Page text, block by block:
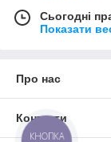
Сьогодні
Показати
Про нас
Контакти
КНОПКА